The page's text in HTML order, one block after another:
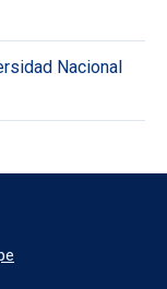
Nacional